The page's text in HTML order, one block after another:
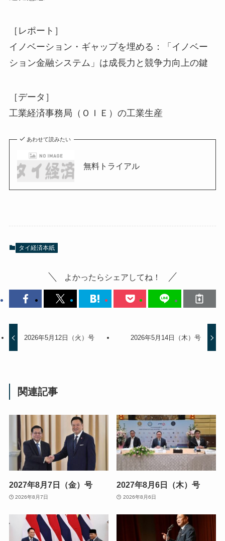
［レポート］
イノベーション・ギャップを埋める：「イノベー
ション金融システム」は成長力と競争力向上の鍵
［データ］
工業経済事務局（ＯＩＥ）の工業生産
あわせて読みたい
無料トライアル
タイ経済本紙
よかったらシェアしてね！
2026年5月12日（火）号 2026年5月14日（木）号
関連記事
2027年8月7日（金）号
2026年8月7日
2027年8月6日（木）号
2026年8月6日